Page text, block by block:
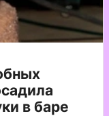
в баре